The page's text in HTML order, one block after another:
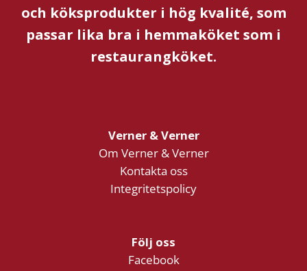
och köksprodukter i hög kvalité, som
passar lika bra i hemmaköket som i
restaurangköket.
Verner & Verner
Om Verner & Verner
Kontakta oss
Integritetspolicy
Följ oss
Facebook